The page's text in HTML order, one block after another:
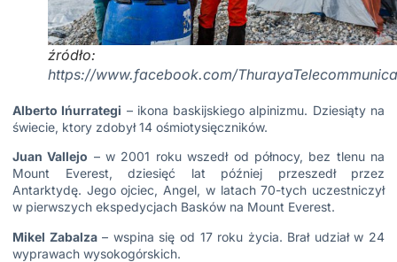
źródło:
https://www.facebook.com/
Alberto Ińurrategi – ikona baskijskiego alpinizmu. Dziesiąty na
świecie, ktory zdobył 14 ośmiotysięczników.
Juan Vallejo – w 2001 roku wszedł od północy, bez tlenu na
Mount Everest, dziesięć lat później przeszedł przez
Antarktydę. Jego ojciec, Angel, w latach 70-tych uczestniczył
w pierwszych ekspedycjach Basków na Mount Everest.
Mikel Zabalza– wspina się od 17 roku życia. Brał udział w 24
wyprawach wysokogórskich.